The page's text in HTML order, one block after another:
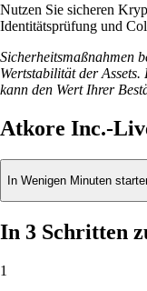
Nutzen Sie sicheren
Identitätsprüfung und
Sicherheitsmaßnahmen
Wertstabilität der
kann den Wert Ihrer
Atkore Inc.-
In Wenigen Minuten
In 3 Schritten
1